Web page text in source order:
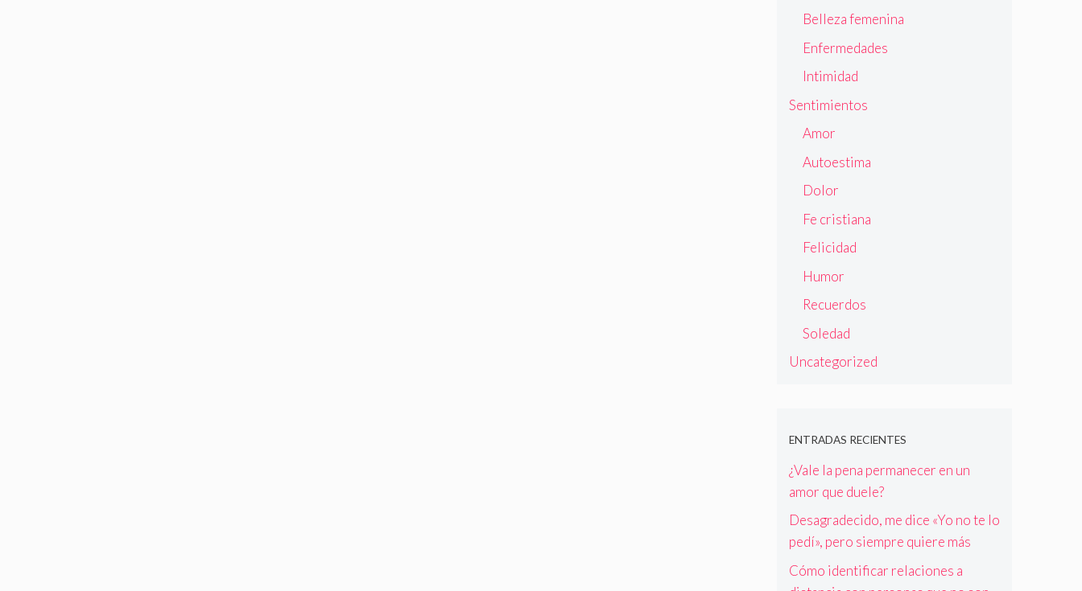
Belleza femenina
Enfermedades
Intimidad
Sentimientos
Amor
Autoestima
Dolor
Fe cristiana
Felicidad
Humor
Recuerdos
Soledad
Uncategorized
ENTRADAS RECIENTES
¿Vale la pena permanecer en un
amor que duele?
Desagradecido, me dice «Yo no te lo
pedí», pero siempre quiere más
Cómo identificar relaciones a